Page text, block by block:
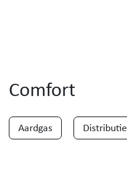
Comfort
Aardgas Distributie